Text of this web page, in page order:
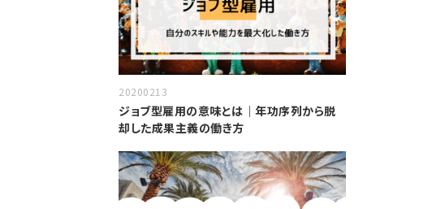
20200213
ジョブ型雇用の意味とは｜年功序列から脱
却した成果主義の働き方